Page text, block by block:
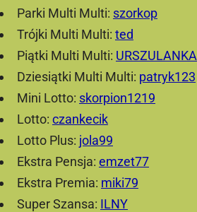
Parki Multi Multi: szorkop
Trójki Multi Multi: ted
Piątki Multi Multi: URSZULANKA
Dziesiątki Multi Multi: patryk123
Mini Lotto: skorpion1219
Lotto: czankecik
Lotto Plus: jola99
Ekstra Pensja: emzet77
Ekstra Premia: miki79
Super Szansa: ILNY